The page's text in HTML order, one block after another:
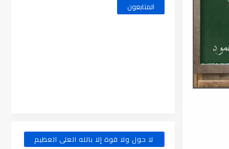
المتابعون
لا حول ولا قوة إلا بالله العلى العظيم